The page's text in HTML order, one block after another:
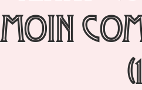
Moin